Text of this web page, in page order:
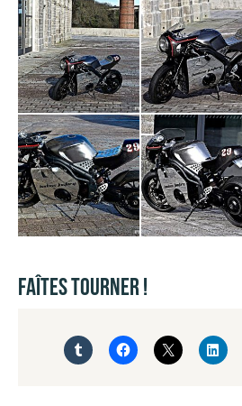
FAÎTES TOURNER !